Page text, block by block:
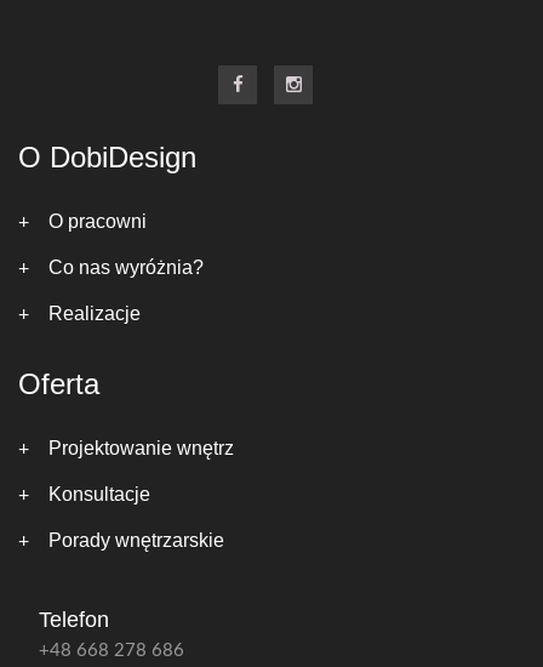
O DobiDesign
O pracowni
Co nas wyróżnia?
Realizacje
Oferta
Projektowanie wnętrz
Konsultacje
Porady wnętrzarskie
Telefon
+48 668 278 686